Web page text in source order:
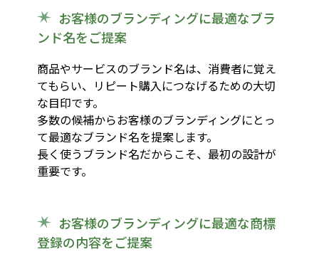
お客様のブランディングに最適なブラ
ンド名をご提案
商品やサービスのブランド名は、消費者に覚え
てもらい、リピート購入につなげるための大切
な目印です。
多数の候補からお客様のブランディングにとっ
て最適なブランド名を提案します。
長く使うブランド名だからこそ、最初の設計が
重要です。
お客様のブランディングに最適な商標
登録の内容をご提案